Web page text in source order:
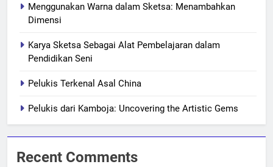
Menggunakan Warna dalam Sketsa: Menambahkan
Dimensi
Karya Sketsa Sebagai Alat Pembelajaran dalam
Pendidikan Seni
Pelukis Terkenal Asal China
Pelukis dari Kamboja: Uncovering the Artistic Gems
Recent Comments